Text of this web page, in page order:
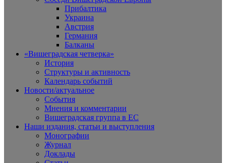
Прибалтика
Украина
Австрия
Германия
Балканы
«Вишеградская четверка»
История
Структуры и активность
Календарь событий
Новости/актуальное
События
Мнения и комментарии
Вишеградская группа в ЕС
Наши издания, статьи и выступления
Монографии
Журнал
Доклады